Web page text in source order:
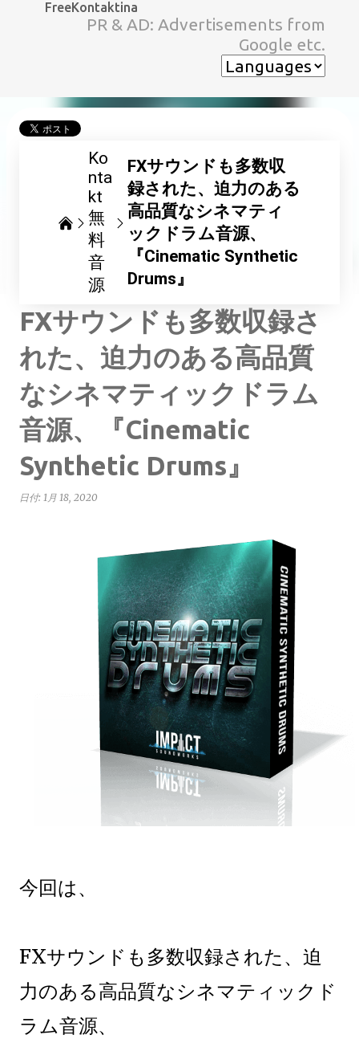
スキップしてメイン コンテンツに移動
FreeKontaktina
PR & AD: Advertisements from
Google etc.
Ko
nta
kt
無
料
音
源
FXサウンドも多数収
録された、迫力のある
高品質なシネマティ
ックドラム音源、
『Cinematic Synthetic
Drums』
FXサウンドも多数収録さ
れた、迫力のある高品質
なシネマティックドラム
音源、『Cinematic
Synthetic Drums』
日付: 1月 18, 2020
今回は、
FXサウンドも多数収録された、迫
力のある高品質なシネマティックド
ラム音源、